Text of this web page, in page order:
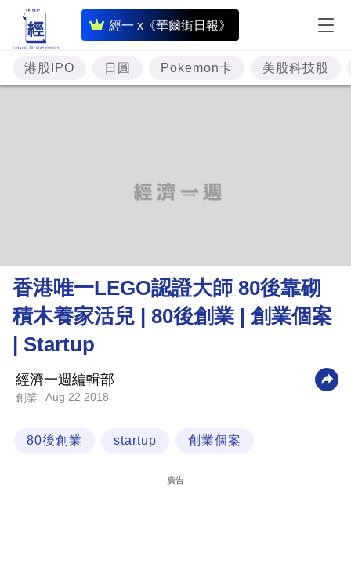
經一 x《華爾街日報》
即
時
財
經
理
財
商
科
技
港股IPO 日圓 Pokemon卡 美股科技股
香港唯一LEGO認證大師 80後靠砌
積木養家活兒 | 80後創業 | 創業個案
| Startup
經濟一週編輯部
創業 Aug 22 2018
80後創業 startup 創業個案
廣告